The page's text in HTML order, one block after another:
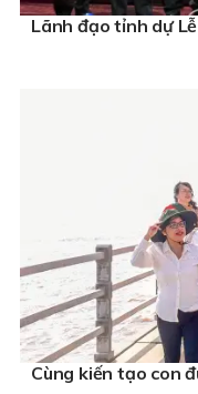
Lãnh đạo tỉnh dự
Cùng kiến tạo con